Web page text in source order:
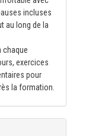
incluses
au long de la
chaque
exercices
pour
la formation.